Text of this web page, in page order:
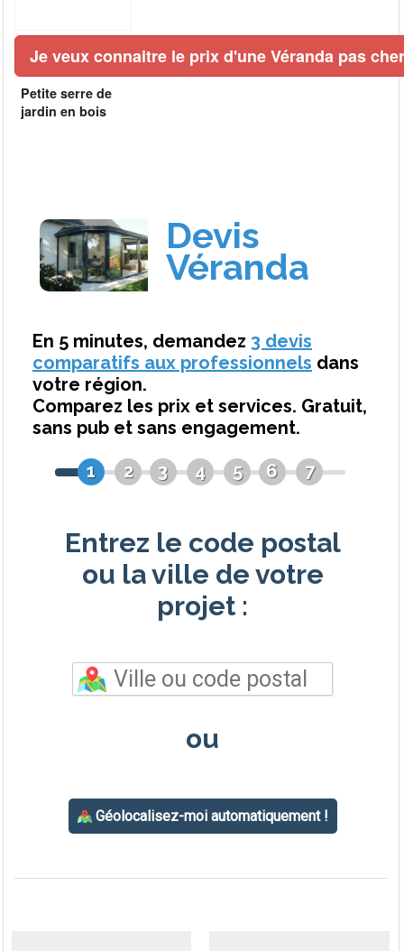
Je veux connaitre le prix d'une Véranda pas
Petite serre de
jardin en bois